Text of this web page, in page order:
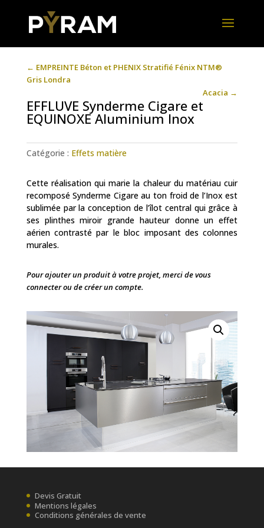
← EMPREINTE Béton et PHENIX Stratifié Fénix NTM®
Gris Londra
Acacia →
EFFLUVE Synderme Cigare et
EQUINOXE Aluminium Inox
Catégorie : Effets matière
Cette réalisation qui marie la chaleur du matériau cuir
recomposé Synderme Cigare au ton froid de l’Inox est
sublimée par la conception de l’îlot central qui grâce à
ses plinthes miroir grande hauteur donne un effet
aérien contrasté par le bloc imposant des colonnes
murales.
Pour ajouter un produit à votre projet, merci de vous
connecter ou de créer un compte.
Devis Gratuit
Mentions légales
Conditions générales de vente